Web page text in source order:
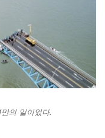
의 일이었다.